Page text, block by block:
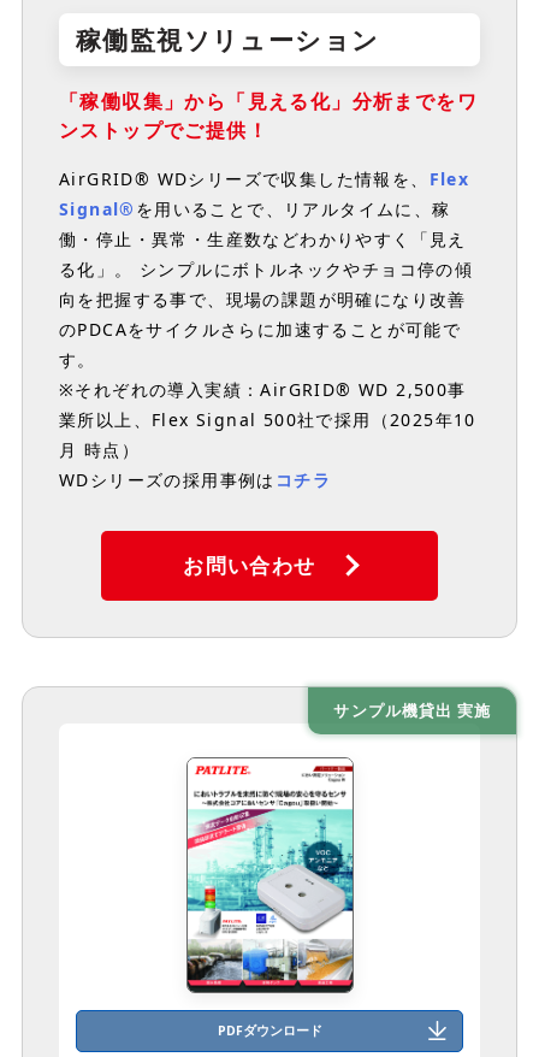
稼働監視ソリューション
「稼働収集」から「見える化」分析までをワ
ンストップでご提供！
AirGRID® WDシリーズで収集した情報を、 Flex
Signal® を用いることで、リアルタイムに、稼
働・停止・異常・生産数などわかりやすく「見え
る化」。 シンプルにボトルネックやチョコ停の傾
向を把握する事で、現場の課題が明確になり改善
のPDCAをサイクルさらに加速することが可能で
す。
※それぞれの導入実績：AirGRID® WD 2,500事
業所以上、Flex Signal 500社で採用（2025年10
月 時点）
WDシリーズの採用事例は コチラ
お問い合わせ
サンプル機貸出 実施
PDFダウンロード